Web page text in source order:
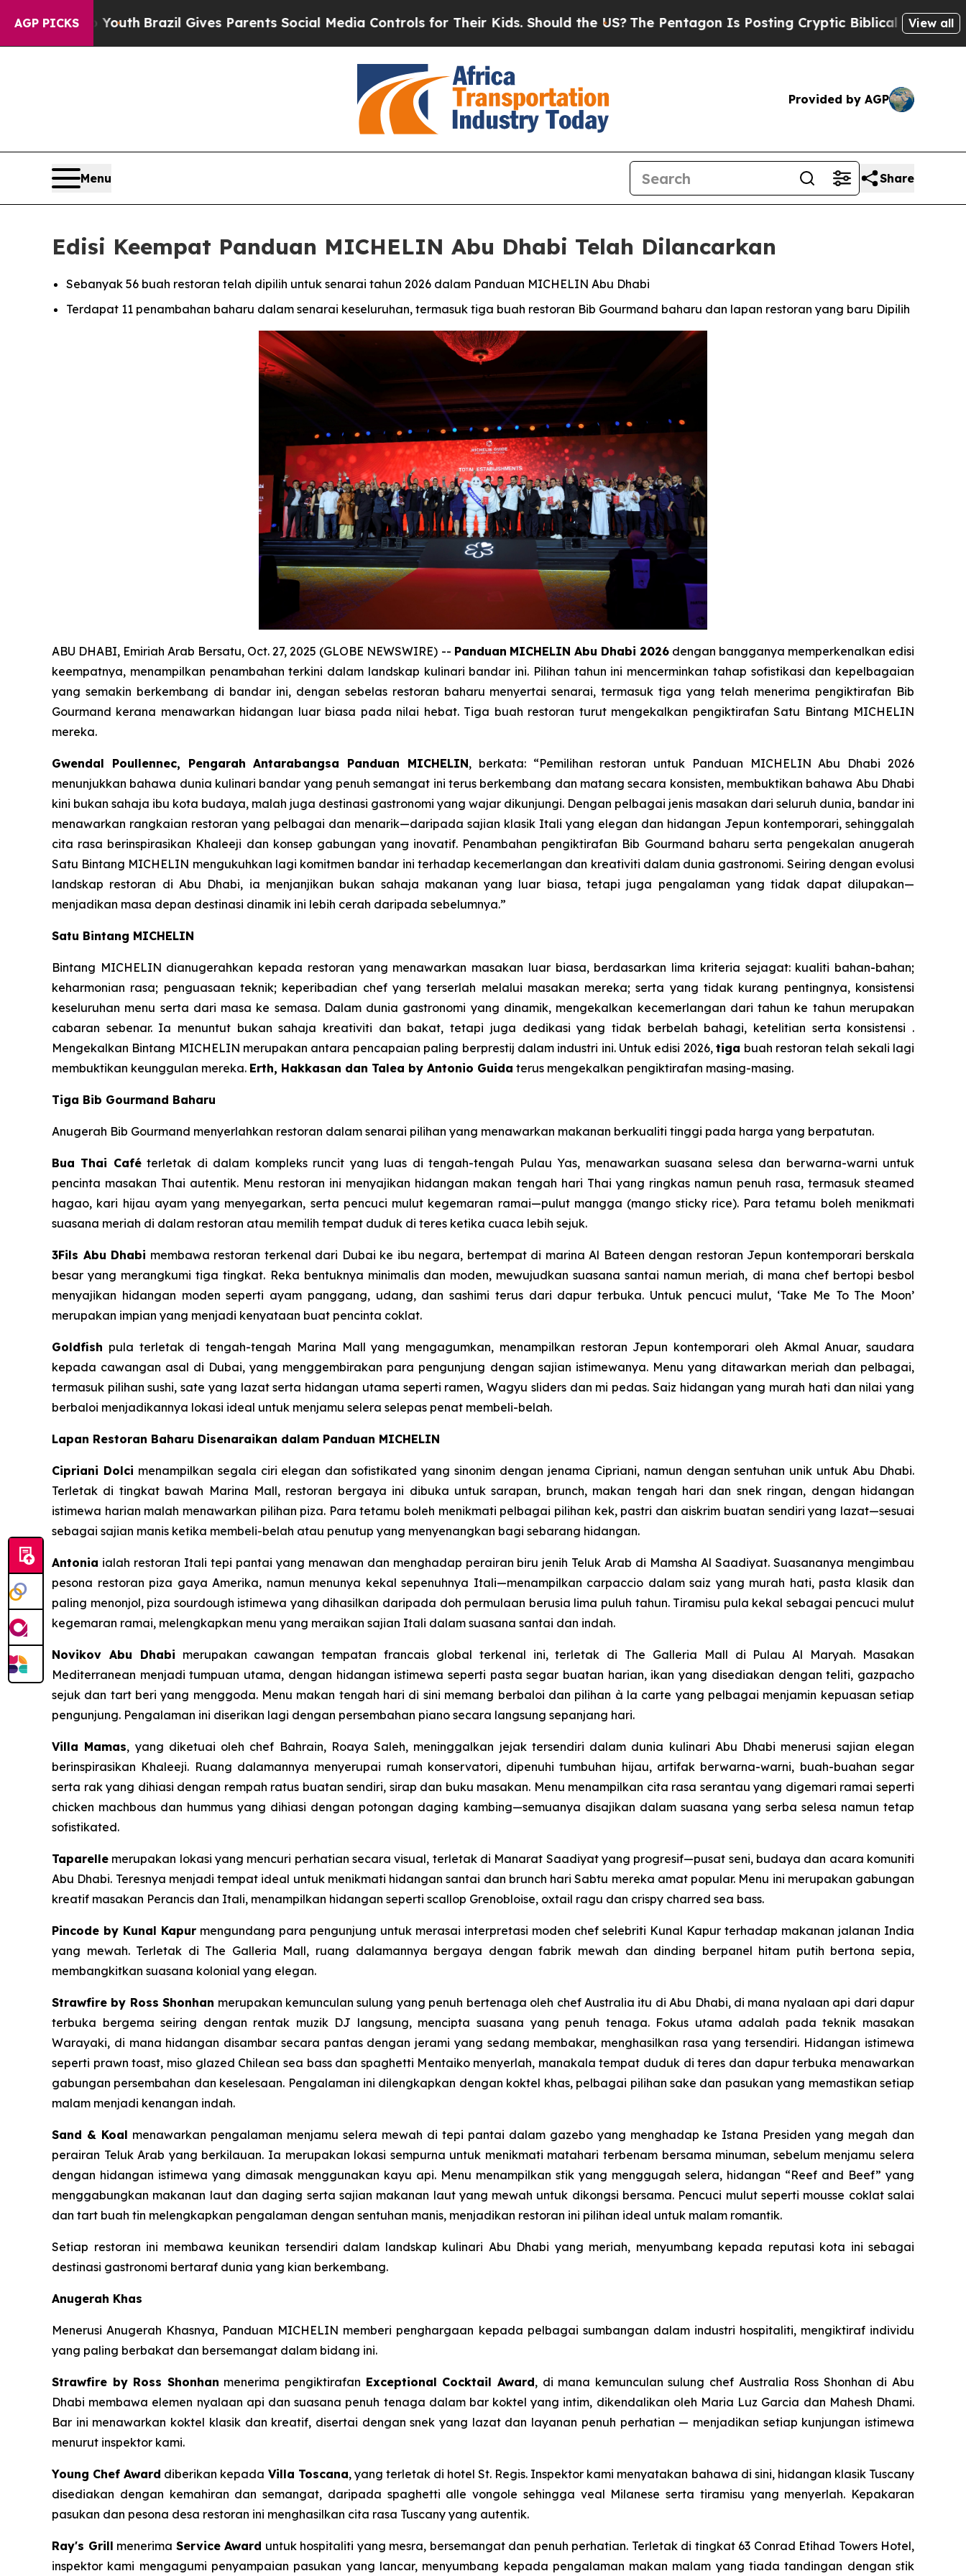
AGP PICKS
Brazil Gives Parents Social Media Controls for Their Kids. Should the US?The Pentagon Is Posting Cryptic Biblical Messages on SocialView all
Provided by AGP
Menu Share
Edisi Keempat Panduan MICHELIN Abu Dhabi Telah Dilancarkan
Sebanyak 56 buah restoran telah dipilih untuk senarai tahun 2026 dalam Panduan MICHELIN Abu Dhabi
Terdapat 11 penambahan baharu dalam senarai keseluruhan, termasuk tiga buah restoran Bib Gourmand baharu dan lapan restoran yang baru Dipilih
ABU DHABI, Emiriah Arab Bersatu, Oct. 27, 2025 (GLOBE NEWSWIRE) -- Panduan MICHELIN Abu Dhabi 2026dengan bangganya memperkenalkan edisi
keempatnya, menampilkan penambahan terkini dalam landskap kulinari bandar ini. Pilihan tahun ini mencerminkan tahap sofistikasi dan kepelbagaian
yang semakin berkembang di bandar ini, dengan sebelas restoran baharu menyertai senarai, termasuk tiga yang telah menerima pengiktirafan Bib
Gourmand kerana menawarkan hidangan luar biasa pada nilai hebat. Tiga buah restoran turut mengekalkan pengiktirafan Satu Bintang MICHELIN
mereka.
Gwendal Poullennec, Pengarah Antarabangsa Panduan MICHELIN, berkata: “Pemilihan restoran untuk Panduan MICHELIN Abu Dhabi 2026
menunjukkan bahawa dunia kulinari bandar yang penuh semangat ini terus berkembang dan matang secara konsisten, membuktikan bahawa Abu Dhabi
kini bukan sahaja ibu kota budaya, malah juga destinasi gastronomi yang wajar dikunjungi. Dengan pelbagai jenis masakan dari seluruh dunia, bandar ini
menawarkan rangkaian restoran yang pelbagai dan menarik—daripada sajian klasik Itali yang elegan dan hidangan Jepun kontemporari, sehinggalah
cita rasa berinspirasikan Khaleeji dan konsep gabungan yang inovatif. Penambahan pengiktirafan Bib Gourmand baharu serta pengekalan anugerah
Satu Bintang MICHELIN mengukuhkan lagi komitmen bandar ini terhadap kecemerlangan dan kreativiti dalam dunia gastronomi. Seiring dengan evolusi
landskap restoran di Abu Dhabi, ia menjanjikan bukan sahaja makanan yang luar biasa, tetapi juga pengalaman yang tidak dapat dilupakan—
menjadikan masa depan destinasi dinamik ini lebih cerah daripada sebelumnya.”
Satu Bintang MICHELIN
Bintang MICHELIN dianugerahkan kepada restoran yang menawarkan masakan luar biasa, berdasarkan lima kriteria sejagat: kualiti bahan-bahan;
keharmonian rasa; penguasaan teknik; keperibadian chef yang terserlah melalui masakan mereka; serta yang tidak kurang pentingnya, konsistensi
keseluruhan menu serta dari masa ke semasa. Dalam dunia gastronomi yang dinamik, mengekalkan kecemerlangan dari tahun ke tahun merupakan
cabaran sebenar. Ia menuntut bukan sahaja kreativiti dan bakat, tetapi juga dedikasi yang tidak berbelah bahagi, ketelitian serta konsistensi .
Mengekalkan Bintang MICHELIN merupakan antara pencapaian paling berprestij dalam industri ini. Untuk edisi 2026,tiga buah restoran telah sekali lagi
membuktikan keunggulan mereka. Erth, Hakkasan dan Talea by Antonio Guida terus mengekalkan pengiktirafan masing-masing.
Tiga Bib Gourmand Baharu
Anugerah Bib Gourmand menyerlahkan restoran dalam senarai pilihan yang menawarkan makanan berkualiti tinggi pada harga yang berpatutan.
Bua Thai Caféterletak di dalam kompleks runcit yang luas di tengah-tengah Pulau Yas, menawarkan suasana selesa dan berwarna-warni untuk
pencinta masakan Thai autentik. Menu restoran ini menyajikan hidangan makan tengah hari Thai yang ringkas namun penuh rasa, termasuk steamed
hagao, kari hijau ayam yang menyegarkan, serta pencuci mulut kegemaran ramai—pulut mangga (mango sticky rice). Para tetamu boleh menikmati
suasana meriah di dalam restoran atau memilih tempat duduk di teres ketika cuaca lebih sejuk.
3Fils Abu Dhabi membawa restoran terkenal dari Dubai ke ibu negara, bertempat di marina Al Bateen dengan restoran Jepun kontemporari berskala
besar yang merangkumi tiga tingkat. Reka bentuknya minimalis dan moden, mewujudkan suasana santai namun meriah, di mana chef bertopi besbol
menyajikan hidangan moden seperti ayam panggang, udang, dan sashimi terus dari dapur terbuka. Untuk pencuci mulut, ‘Take Me To The Moon’
merupakan impian yang menjadi kenyataan buat pencinta coklat.
Goldfish pula terletak di tengah-tengah Marina Mall yang mengagumkan, menampilkan restoran Jepun kontemporari oleh Akmal Anuar, saudara
kepada cawangan asal di Dubai, yang menggembirakan para pengunjung dengan sajian istimewanya. Menu yang ditawarkan meriah dan pelbagai,
termasuk pilihan sushi, sate yang lazat serta hidangan utama seperti ramen, Wagyu sliders dan mi pedas. Saiz hidangan yang murah hati dan nilai yang
berbaloi menjadikannya lokasi ideal untuk menjamu selera selepas penat membeli-belah.
Lapan Restoran Baharu Disenaraikan dalam Panduan MICHELIN
Cipriani Dolci menampilkan segala ciri elegan dan sofistikated yang sinonim dengan jenama Cipriani, namun dengan sentuhan unik untuk Abu Dhabi.
Terletak di tingkat bawah Marina Mall, restoran bergaya ini dibuka untuk sarapan, brunch, makan tengah hari dan snek ringan, dengan hidangan
istimewa harian malah menawarkan pilihan piza. Para tetamu boleh menikmati pelbagai pilihan kek, pastri dan aiskrim buatan sendiri yang lazat—sesuai
sebagai sajian manis ketika membeli-belah atau penutup yang menyenangkan bagi sebarang hidangan.
Antonia ialah restoran Itali tepi pantai yang menawan dan menghadap perairan biru jenih Teluk Arab di Mamsha Al Saadiyat. Suasananya mengimbau
pesona restoran piza gaya Amerika, namun menunya kekal sepenuhnya Itali—menampilkan carpaccio dalam saiz yang murah hati, pasta klasik dan
paling menonjol, piza sourdough istimewa yang dihasilkan daripada doh permulaan berusia lima puluh tahun. Tiramisu pula kekal sebagai pencuci mulut
kegemaran ramai, melengkapkan menu yang meraikan sajian Itali dalam suasana santai dan indah.
Novikov Abu Dhabi merupakan cawangan tempatan francais global terkenal ini, terletak di The Galleria Mall di Pulau Al Maryah. Masakan
Mediterranean menjadi tumpuan utama, dengan hidangan istimewa seperti pasta segar buatan harian, ikan yang disediakan dengan teliti, gazpacho
sejuk dan tart beri yang menggoda. Menu makan tengah hari di sini memang berbaloi dan pilihan à la carte yang pelbagai menjamin kepuasan setiap
pengunjung. Pengalaman ini diserikan lagi dengan persembahan piano secara langsung sepanjang hari.
Villa Mamas, yang diketuai oleh chef Bahrain, Roaya Saleh, meninggalkan jejak tersendiri dalam dunia kulinari Abu Dhabi menerusi sajian elegan
berinspirasikan Khaleeji. Ruang dalamannya menyerupai rumah konservatori, dipenuhi tumbuhan hijau, artifak berwarna-warni, buah-buahan segar
serta rak yang dihiasi dengan rempah ratus buatan sendiri, sirap dan buku masakan. Menu menampilkan cita rasa serantau yang digemari ramai seperti
chicken machbous dan hummus yang dihiasi dengan potongan daging kambing—semuanya disajikan dalam suasana yang serba selesa namun tetap
sofistikated.
Taparelle merupakan lokasi yang mencuri perhatian secara visual, terletak di Manarat Saadiyat yang progresif—pusat seni, budaya dan acara komuniti
Abu Dhabi. Teresnya menjadi tempat ideal untuk menikmati hidangan santai dan brunch hari Sabtu mereka amat popular. Menu ini merupakan gabungan
kreatif masakan Perancis dan Itali, menampilkan hidangan seperti scallop Grenobloise, oxtail ragu dan crispy charred sea bass.
Pincode by Kunal Kapur mengundang para pengunjung untuk merasai interpretasi moden chef selebriti Kunal Kapur terhadap makanan jalanan India
yang mewah. Terletak di The Galleria Mall, ruang dalamannya bergaya dengan fabrik mewah dan dinding berpanel hitam putih bertona sepia,
membangkitkan suasana kolonial yang elegan.
Strawfire by Ross Shonhan merupakan kemunculan sulung yang penuh bertenaga oleh chef Australia itu di Abu Dhabi, di mana nyalaan api dari dapur
terbuka bergema seiring dengan rentak muzik DJ langsung, mencipta suasana yang penuh tenaga. Fokus utama adalah pada teknik masakan
Warayaki, di mana hidangan disambar secara pantas dengan jerami yang sedang membakar, menghasilkan rasa yang tersendiri. Hidangan istimewa
seperti prawn toast, miso glazed Chilean sea bass dan spaghetti Mentaiko menyerlah, manakala tempat duduk di teres dan dapur terbuka menawarkan
gabungan persembahan dan keselesaan. Pengalaman ini dilengkapkan dengan koktel khas, pelbagai pilihan sake dan pasukan yang memastikan setiap
malam menjadi kenangan indah.
Sand & Koal menawarkan pengalaman menjamu selera mewah di tepi pantai dalam gazebo yang menghadap ke Istana Presiden yang megah dan
perairan Teluk Arab yang berkilauan. Ia merupakan lokasi sempurna untuk menikmati matahari terbenam bersama minuman, sebelum menjamu selera
dengan hidangan istimewa yang dimasak menggunakan kayu api. Menu menampilkan stik yang menggugah selera, hidangan “Reef and Beef” yang
menggabungkan makanan laut dan daging serta sajian makanan laut yang mewah untuk dikongsi bersama. Pencuci mulut seperti mousse coklat salai
dan tart buah tin melengkapkan pengalaman dengan sentuhan manis, menjadikan restoran ini pilihan ideal untuk malam romantik.
Setiap restoran ini membawa keunikan tersendiri dalam landskap kulinari Abu Dhabi yang meriah, menyumbang kepada reputasi kota ini sebagai
destinasi gastronomi bertaraf dunia yang kian berkembang.
Anugerah Khas
Menerusi Anugerah Khasnya, Panduan MICHELIN memberi penghargaan kepada pelbagai sumbangan dalam industri hospitaliti, mengiktiraf individu
yang paling berbakat dan bersemangat dalam bidang ini.
Strawfire by Ross Shonhan menerima pengiktirafan Exceptional Cocktail Award, di mana kemunculan sulung chef Australia Ross Shonhan di Abu
Dhabi membawa elemen nyalaan api dan suasana penuh tenaga dalam bar koktel yang intim, dikendalikan oleh Maria Luz Garcia dan Mahesh Dhami.
Bar ini menawarkan koktel klasik dan kreatif, disertai dengan snek yang lazat dan layanan penuh perhatian — menjadikan setiap kunjungan istimewa
menurut inspektor kami.
Young Chef Award diberikan kepada Villa Toscana, yang terletak di hotel St. Regis. Inspektor kami menyatakan bahawa di sini, hidangan klasik Tuscany
disediakan dengan kemahiran dan semangat, daripada spaghetti alle vongole sehingga veal Milanese serta tiramisu yang menyerlah. Kepakaran
pasukan dan pesona desa restoran ini menghasilkan cita rasa Tuscany yang autentik.
Ray's Grill menerima Service Award untuk hospitaliti yang mesra, bersemangat dan penuh perhatian. Terletak di tingkat 63 Conrad Etihad Towers Hotel,
inspektor kami mengagumi penyampaian pasukan yang lancar, menyumbang kepada pengalaman makan malam yang tiada tandingan dengan stik